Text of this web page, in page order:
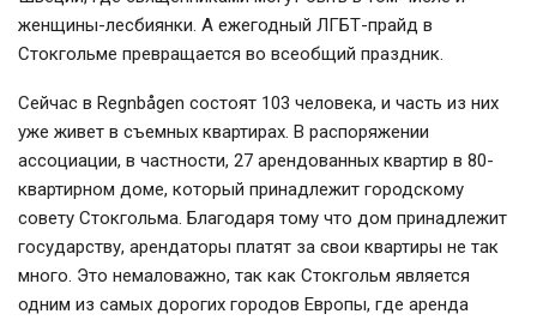
женщины-лесбиянки. А ежегодный ЛГБТ-прайд в
Стокгольме превращается во всеобщий праздник.
Сейчас в Regnbågen состоят 103 человека, и часть из них
уже живет в съемных квартирах. В распоряжении
ассоциации, в частности, 27 арендованных квартир в 80-
квартирном доме, который принадлежит городскому
совету Стокгольма. Благодаря тому что дом принадлежит
государству, арендаторы платят за свои квартиры не так
много. Это немаловажно, так как Стокгольм является
одним из самых дорогих городов Европы, где аренда